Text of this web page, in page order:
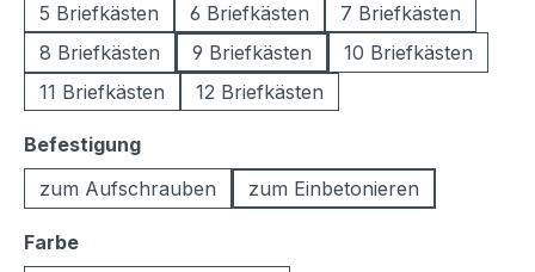
5 Briefkästen
6 Briefkästen
7 Briefkästen
8 Briefkästen
9 Briefkästen
10 Briefkästen
11 Briefkästen
12 Briefkästen
Befestigungauswählen
zum Aufschrauben
zum Einbetonieren
Farbeauswählen